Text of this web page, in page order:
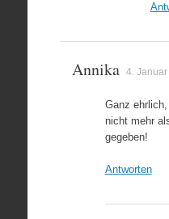
Annika 4.
Ganz
nicht mehr
gegeben!
Antworten